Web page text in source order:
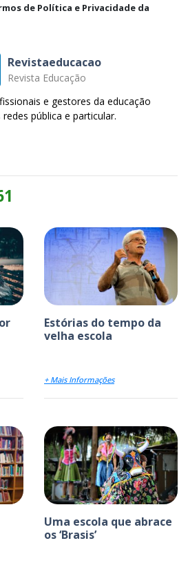
de Política e Privacidade da
Revistaeducacao
Revista Educação
e gestores da educação
redes pública e particular.
Estórias do tempo da
velha escola
+ Mais Informações
Uma escola que abrace
os ‘Brasis’